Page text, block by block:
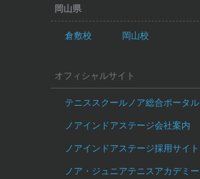
岡山県
倉敷校 岡山校
オフィシャルサイト
テニススクールノア総合ポータル
ノアインドアステージ会社案内
ノアインドアステージ採用サイト
ノア・ジュニアテニスアカデミー